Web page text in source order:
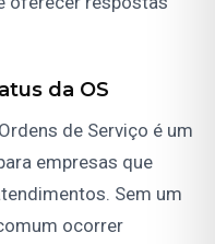
da OS
de Serviço é um
empresas que
Sem um
ocorrer